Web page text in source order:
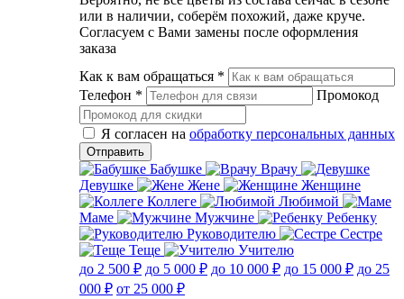
или в наличии, соберём похожий, даже круче.
Согласуем с Вами замены после оформления
заказа
Как к вам обращаться *
Телефон * Промокод
Я согласен на обработку персональных данных
Бабушке
Врачу
Девушке
Жене
Женщине
Коллеге
Любимой
Маме
Мужчине
Ребенку
Руководителю
Сестре
Теще
Учителю
до 2 500 ₽ до 5 000 ₽ до 10 000 ₽ до 15 000 ₽ до 25
000 ₽ от 25 000 ₽